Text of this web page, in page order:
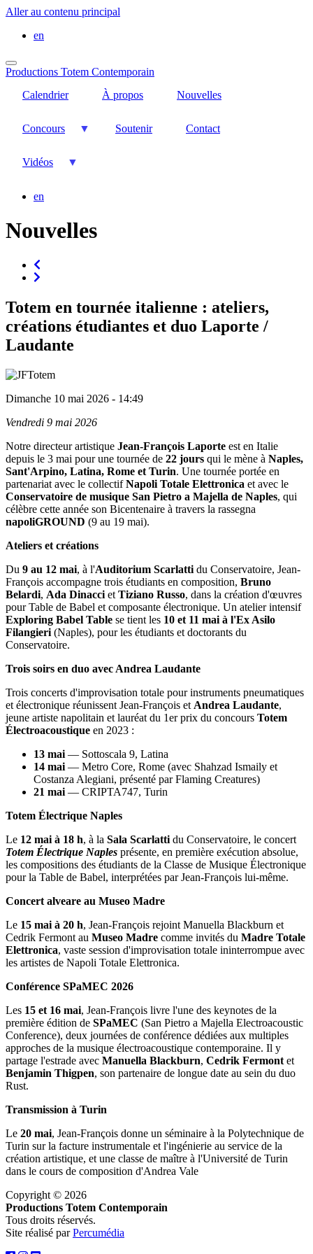
Aller au contenu principal
en
Productions Totem Contemporain
Calendrier
À propos Nouvelles
Concours Soutenir Contact
Vidéos
en
Nouvelles
Totem en tournée italienne : ateliers,
créations étudiantes et duo Laporte /
Laudante
Dimanche 10 mai 2026 - 14:49
Vendredi 9 mai 2026
Notre directeur artistique Jean-François Laporte est en Italie
depuis le 3 mai pour une tournée de 22 jours qui le mène à Naples,
Sant'Arpino, Latina, Rome et Turin. Une tournée portée en
partenariat avec le collectifNapoli Totale Elettronica et avec le
Conservatoire de musique San Pietro a Majella de Naples, qui
célèbre cette année son Bicentenaire à travers la rassegna
napoliGROUND (9 au 19 mai).
Ateliers et créations
Du 9 au 12 mai, à l'Auditorium Scarlatti du Conservatoire, Jean-
François accompagne trois étudiants en composition, Bruno
Belardi, Ada Dinacci et Tiziano Russo, dans la création d'œuvres
pour Table de Babel et composante électronique. Un atelier intensif
Exploring Babel Table se tient les 10 et 11 mai à l'Ex Asilo
Filangieri (Naples), pour les étudiants et doctorants du
Conservatoire.
Trois soirs en duo avec Andrea Laudante
Trois concerts d'improvisation totale pour instruments pneumatiques
et électronique réunissent Jean-François et Andrea Laudante,
jeune artiste napolitain et lauréat du 1er prix du concours Totem
Électroacoustique en 2023 :
13 mai — Sottoscala 9, Latina
14 mai — Metro Core, Rome (avec Shahzad Ismaily et
Costanza Alegiani, présenté par Flaming Creatures)
21 mai — CRIPTA747, Turin
Totem Électrique Naples
Le 12 mai à 18 h, à la Sala Scarlatti du Conservatoire, le concert
Totem Électrique Naples présente, en première exécution absolue,
les compositions des étudiants de la Classe de Musique Électronique
pour la Table de Babel, interprétées par Jean-François lui-même.
Concert alveare au Museo Madre
Le 15 mai à 20 h, Jean-François rejoint Manuella Blackburn et
Cedrik Fermont au Museo Madre comme invités du Madre Totale
Elettronica, vaste session d'improvisation totale ininterrompue avec
les artistes de Napoli Totale Elettronica.
Conférence SPaMEC 2026
Les 15 et 16 mai, Jean-François livre l'une des keynotes de la
première édition de SPaMEC (San Pietro a Majella Electroacoustic
Conference), deux journées de conférence dédiées aux multiples
approches de la musique électroacoustique contemporaine. Il y
partage l'estrade avec Manuella Blackburn, Cedrik Fermont et
Benjamin Thigpen, son partenaire de longue date au sein du duo
Rust.
Transmission à Turin
Le 20 mai, Jean-François donne un séminaire à la Polytechnique de
Turin sur la facture instrumentale et l'ingénierie au service de la
création artistique, et une classe de maître à l'Université de Turin
dans le cours de composition d'Andrea Vale
Copyright © 2026
Productions Totem Contemporain
Tous droits réservés.
Site réalisé parPercumédia